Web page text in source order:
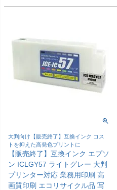
大判向け【販売終了】互換インク コス
トを抑えた高発色プリントに
【販売終了】互換インク エプソ
ン ICLGY57 ライトグレー 大判
プリンター対応 業務用印刷 高
画質印刷 エコリサイクル品 写